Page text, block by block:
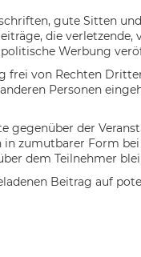
gute Sitten
die
Werbung
frei von Rechten
Personen
der
zumutbarer Form
dem Teilnehmer
Beitrag auf